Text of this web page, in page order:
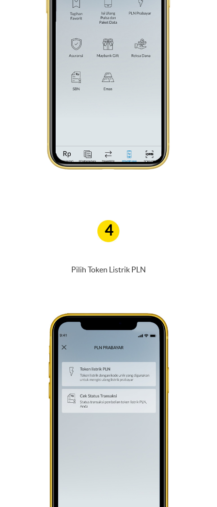
4
Pilih Token Listrik PLN